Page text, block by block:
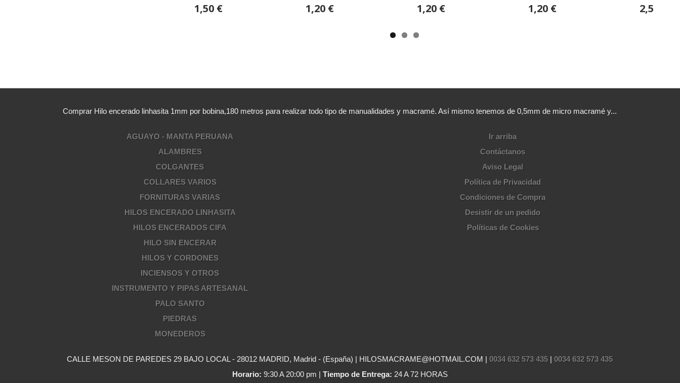
1,50 € 1,20 € 1,20 € 1,20 € 2,50 €
Comprar Hilo encerado linhasita 1mm por bobina,180 metros para realizar todo tipo de manualidades y macramé. Así mismo tenemos de 0,5mm de micro macramé y...
AGUAYO - MANTA PERUANA
ALAMBRES
COLGANTES
COLLARES VARIOS
FORNITURAS VARIAS
HILOS ENCERADO LINHASITA
HILOS ENCERADOS CIFA
HILO SIN ENCERAR
HILOS Y CORDONES
INCIENSOS Y OTROS
INSTRUMENTO Y PIPAS ARTESANAL
PALO SANTO
PIEDRAS
MONEDEROS
Ir arriba
Contáctanos
Aviso Legal
Política de Privacidad
Condiciones de Compra
Desistir de un pedido
Políticas de Cookies
CALLE MESON DE PAREDES 29 BAJO LOCAL - 28012 MADRID, Madrid - (España) | HILOSMACRAME@HOTMAIL.COM |0034 632 573 435 |0034 632 573 435
Horario: 9:30 A 20:00 pm | Tiempo de Entrega: 24 A 72 HORAS